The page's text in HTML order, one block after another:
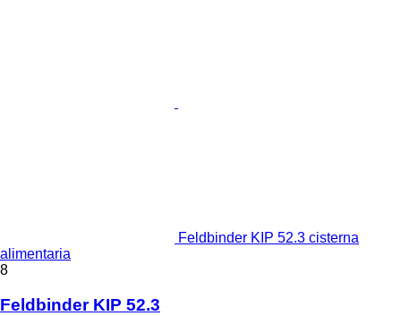
Feldbinder KIP 52.3 cisterna
alimentaria
8
Feldbinder KIP 52.3